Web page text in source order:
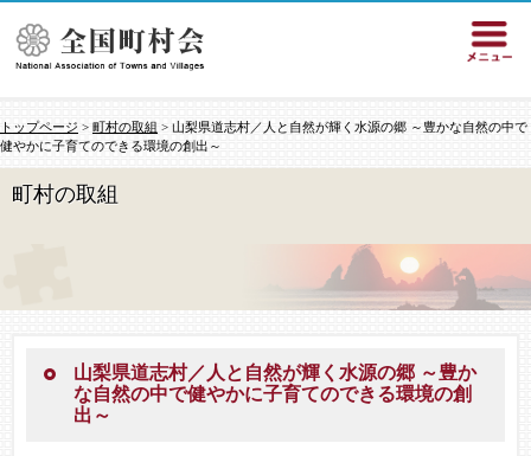
トップページ > 町村の取組 > 山梨県道志村／人と自然が輝く水源の郷 ～豊かな自然の中で
健やかに子育てのできる環境の創出～
町村の取組
山梨県道志村／人と自然が輝く水源の郷 ～豊か
な自然の中で健やかに子育てのできる環境の創
出～